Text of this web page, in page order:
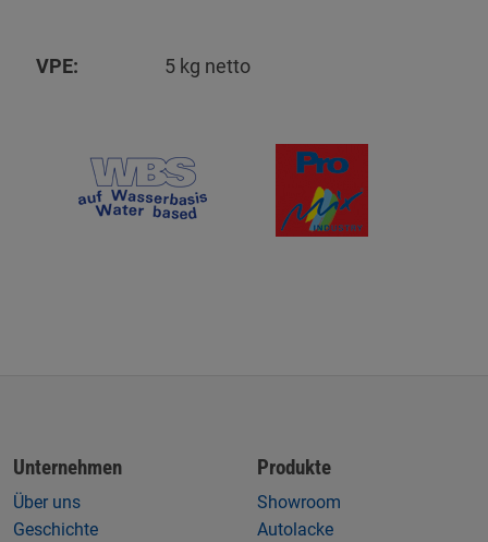
VPE: 5 kg netto
Unternehmen
Über uns
Geschichte
Produkte
Showroom
Autolacke